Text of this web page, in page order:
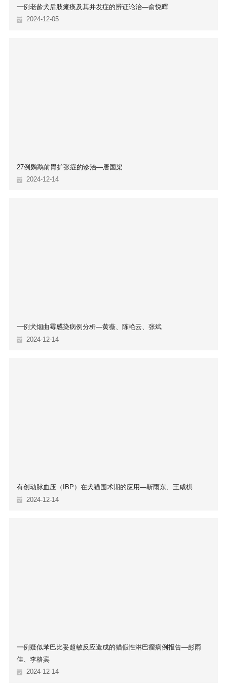
一例老龄犬后肢瘫痪及其并发症的辨证论治—俞悦晖
2024-12-05
27例鹦鹉前胃扩张症的诊治—唐国梁
2024-12-14
一例犬烟曲霉感染病例分析—黄薇、陈艳云、张斌
2024-12-14
有创动脉血压（IBP）在犬猫围术期的应用—靳雨东、王咸棋
2024-12-14
一例疑似苯巴比妥超敏反应造成的猫假性淋巴瘤病例报告—彭雨
佳、李格宾
2024-12-14